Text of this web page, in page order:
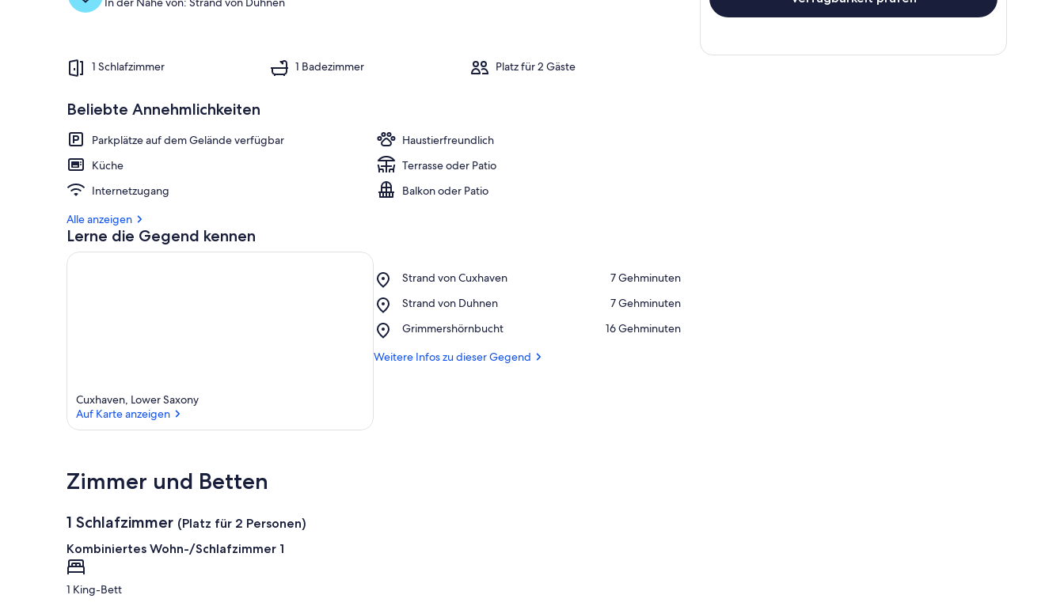
1 Schlafzimmer 1 Badezimmer Platz für 2 Gäste
Beliebte Annehmlichkeiten
Parkplätze auf dem Gelände verfügbar
Haustierfreundlich
Küche
Terrasse oder Patio
Internetzugang
Balkon oder Patio
Alle anzeigen
Lerne die Gegend kennen
Cuxhaven, Lower Saxony
Auf Karte anzeigen
Strand von Cuxhaven
Place,
von
‪7 Gehminuten‬
Strand von Duhnen
Place,
von
‪7 Gehminuten‬
Grimmershörnbucht
Place,
‪16 Gehminuten‬
Weitere Infos zu dieser Gegend
Zimmer und Betten
1 Schlafzimmer (Platz für 2 Personen)
Kombiniertes Wohn-/Schlafzimmer 1
1 King-Bett